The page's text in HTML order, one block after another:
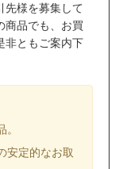
先様を募集して
商品でも、お買
非ともご案内下
安定的なお取